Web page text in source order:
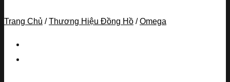
Trang Chủ / Thương Hiệu Đồng Hồ / Omega